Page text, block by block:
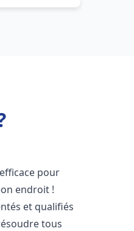
pour
endroit !
et qualifiés
tous